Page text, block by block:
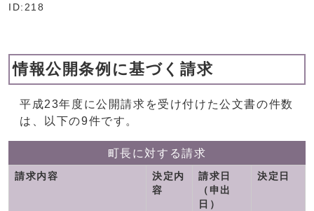
ID:218
情報公開条例に基づく請求
平成23年度に公開請求を受け付けた公文書の件数
は、以下の9件です。
町長に対する請求
請求内容
決定内
容
請求日
（申出
日）
決定日